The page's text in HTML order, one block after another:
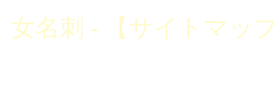
女名刺 - 【サイトマッ